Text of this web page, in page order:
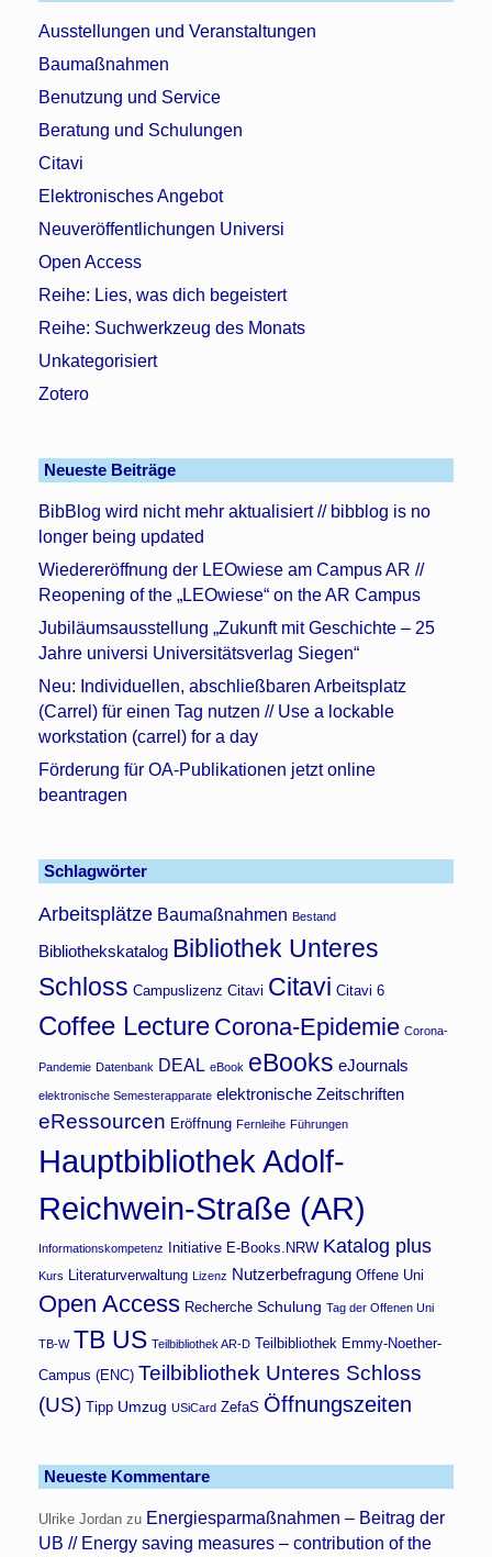
Ausstellungen und Veranstaltungen
Baumaßnahmen
Benutzung und Service
Beratung und Schulungen
Citavi
Elektronisches Angebot
Neuveröffentlichungen Universi
Open Access
Reihe: Lies, was dich begeistert
Reihe: Suchwerkzeug des Monats
Unkategorisiert
Zotero
Neueste Beiträge
BibBlog wird nicht mehr aktualisiert // bibblog is no
longer being updated
Wiedereröffnung der LEOwiese am Campus AR //
Reopening of the „LEOwiese“ on the AR Campus
Jubiläumsausstellung „Zukunft mit Geschichte – 25
Jahre universi Universitätsverlag Siegen“
Neu: Individuellen, abschließbaren Arbeitsplatz
(Carrel) für einen Tag nutzen // Use a lockable
workstation (carrel) for a day
Förderung für OA-Publikationen jetzt online
beantragen
Schlagwörter
Arbeitsplätze Baumaßnahmen Bestand
Bibliothekskatalog Bibliothek Unteres
Schloss Campuslizenz Citavi Citavi Citavi 6
Coffee Lecture Corona-Epidemie Corona-
Pandemie Datenbank DEAL eBook eBooks eJournals
elektronische Semesterapparate elektronische Zeitschriften
eRessourcen Eröffnung Fernleihe Führungen
Hauptbibliothek Adolf-
Reichwein-Straße (AR)
Informationskompetenz Initiative E-Books.NRW Katalog plus
Kurs Literaturverwaltung Lizenz Nutzerbefragung Offene Uni
Open Access Recherche Schulung Tag der Offenen Uni
TB-W TB US Teilbibliothek AR-D Teilbibliothek Emmy-Noether-
Campus (ENC) Teilbibliothek Unteres Schloss
(US)
Tipp Umzug USiCard ZefaS Öffnungszeiten
Neueste Kommentare
Ulrike Jordan zu Energiesparmaßnahmen – Beitrag der
UB // Energy saving measures – contribution of the